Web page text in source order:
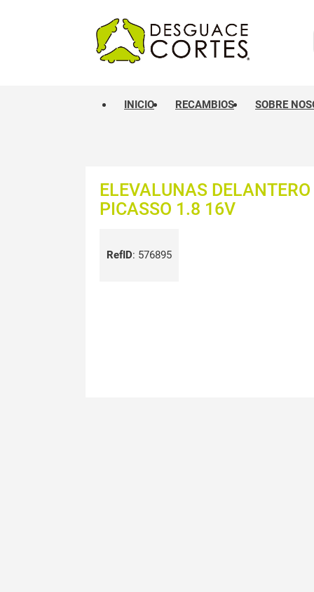
INICIO RECAMBIOS SOBRE
ELEVALUNAS
PICASSO 1.8 16V
RefID: 576895